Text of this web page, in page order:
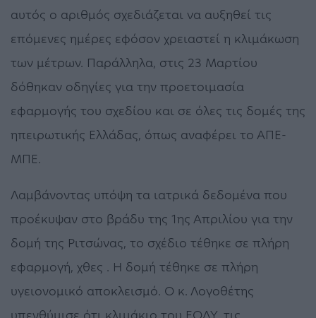
αυτός ο αριθμός σχεδιάζεται να αυξηθεί τις
επόμενες ημέρες εφόσον χρειαστεί η κλιμάκωση
των μέτρων. Παράλληλα, στις 23 Μαρτίου
δόθηκαν οδηγίες για την προετοιμασία
εφαρμογής του σχεδίου και σε όλες τις δομές της
ηπειρωτικής Ελλάδας, όπως αναφέρει το ΑΠΕ-
ΜΠΕ.
Λαμβάνοντας υπόψη τα ιατρικά δεδομένα που
προέκυψαν στο βράδυ της 1ης Απριλίου για την
δομή της Ριτσώνας, το σχέδιο τέθηκε σε πλήρη
εφαρμογή, χθες . Η δομή τέθηκε σε πλήρη
υγειονομικό αποκλεισμό. Ο κ. Λογοθέτης